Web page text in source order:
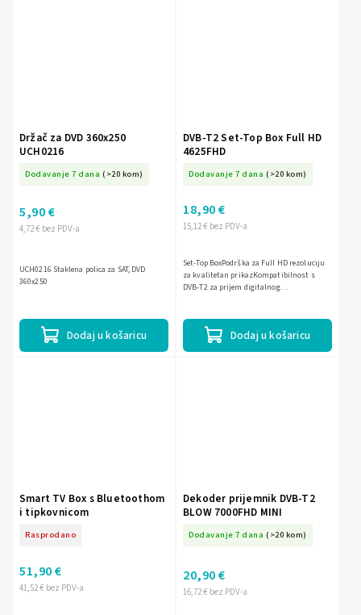
Držač za DVD 360x250
UCH0216
Dodavanje 7 dana (>20 kom)
4,72 € bez PDV-a
5,90 €
Dodaj u košaricu
UCH0216 Staklena polica za SAT, DVD
360x250
DVB-T2 Set-Top Box Full HD
4625FHD
Dodavanje 7 dana (>20 kom)
15,12 € bez PDV-a
18,90 €
Dodaj u košaricu
Set-Top BoxPodrška za Full HD rezoluciju
za kvalitetan prikazKompatibilnost s
DVB-T2 za prijem digitalnog
Smart TV Box s Bluetoothom
i tipkovnicom
Rasprodano
41,52 € bez PDV-a
51,90 €
Dekoder prijemnik DVB-T2
BLOW 7000FHD MINI
Dodavanje 7 dana (>20 kom)
16,72 € bez PDV-a
20,90 €